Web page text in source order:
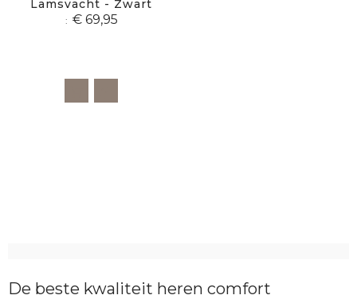
Lamsvacht - Zwart
€ 69,95
De beste kwaliteit heren comfort